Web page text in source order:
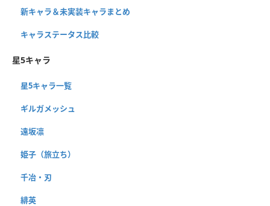
新キャラ＆未実装キャラまとめ
キャラステータス比較
星5キャラ
星5キャラ一覧
ギルガメッシュ
遠坂凛
姫子（旅立ち）
千冶・刃
緋英